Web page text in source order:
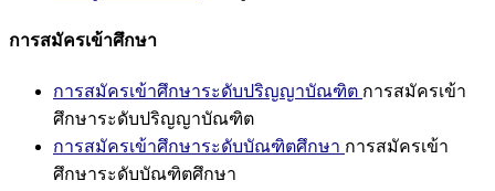
การสมัครเข้าศึกษา
การสมัครเข้าศึกษาระดับปริญญาบัณฑิต การสมัครเข้า
ศึกษาระดับปริญญาบัณฑิต
การสมัครเข้าศึกษาระดับบัณฑิตศึกษา การสมัครเข้า
ศึกษาระดับบัณฑิตศึกษา